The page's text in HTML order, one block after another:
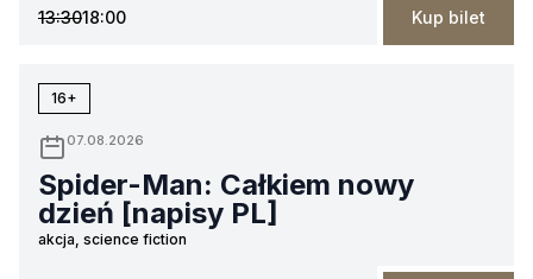
13:3018:00 Kup bilet
16+
07.08.2026
Spider-Man: Całkiem nowy
dzień [napisy PL]
akcja, science fiction